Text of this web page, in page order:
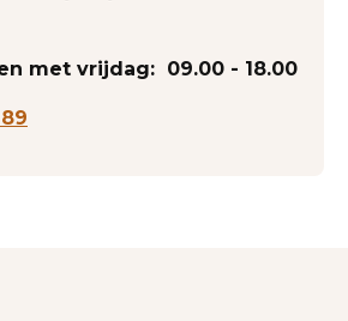
met vrijdag: 09.00 - 18.00